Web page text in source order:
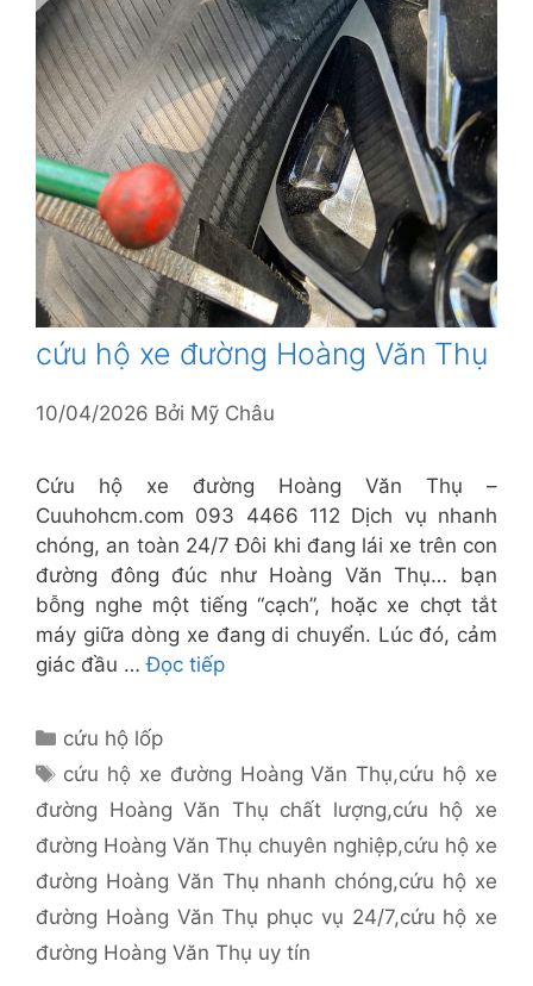
cứu hộ xe đường Hoàng Văn Thụ
10/04/2026 Bởi Mỹ Châu
Cứu hộ xe đường Hoàng Văn Thụ –
Cuuhohcm.com 093 4466 112 Dịch vụ nhanh
chóng, an toàn 24/7 Đôi khi đang lái xe trên con
đường đông đúc như Hoàng Văn Thụ… bạn
bỗng nghe một tiếng “cạch”, hoặc xe chợt tắt
máy giữa dòng xe đang di chuyển. Lúc đó, cảm
giác đầu …Đọc tiếp
Danh
mục
cứu hộ lốp
Thẻ
cứu hộ xe đường Hoàng Văn Thụ,cứu hộ xe
đường Hoàng Văn Thụ chất lượng,cứu hộ xe
đường Hoàng Văn Thụ chuyên nghiệp,cứu hộ xe
đường Hoàng Văn Thụ nhanh chóng,cứu hộ xe
đường Hoàng Văn Thụ phục vụ 24/7,cứu hộ xe
đường Hoàng Văn Thụ uy tín